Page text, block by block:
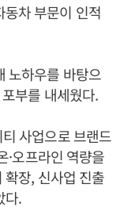
차 부문이 인적
노하우를 바탕으
부를 내세웠다.
사업으로 브랜드
·오프라인 역량을
장, 신사업 진출
다.